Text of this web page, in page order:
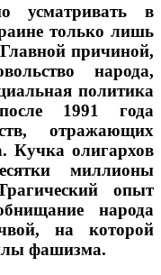
усматривать в
только лишь
причиной,
народа,
политика
1991 года
отражающих
Кучка олигархов
миллионы
опыт
народа
на которой
фашизма.